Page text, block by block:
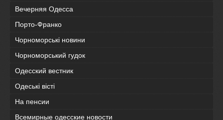
Вечерняя Одесса
Порто-Франко
Чорноморські новини
Чорноморський гудок
Одесский вестник
Одеськi вiстi
На пенсии
Всемирные одесские новости